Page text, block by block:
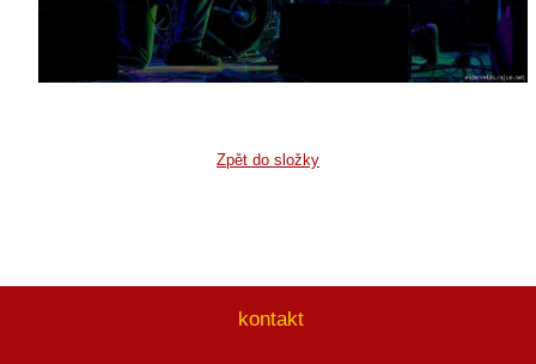
Zpět do složky
kontakt